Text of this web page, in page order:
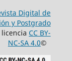
Digital de
y Postgrado
CC BY-
NC-SA 4.0©